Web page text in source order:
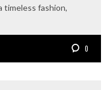
timeless fashion,
0